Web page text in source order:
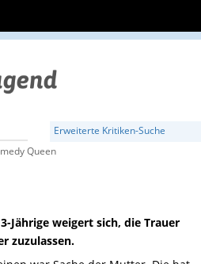
Erweiterte Kritiken-Suche
Queen
Jährige weigert sich, die Trauer
zuzulassen.